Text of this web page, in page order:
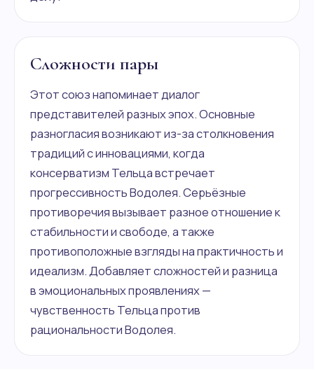
Сложности пары
Этот союз напоминает диалог
представителей разных эпох. Основные
разногласия возникают из-за столкновения
традиций с инновациями, когда
консерватизм Тельца встречает
прогрессивность Водолея. Серьёзные
противоречия вызывает разное отношение к
стабильности и свободе, а также
противоположные взгляды на практичность и
идеализм. Добавляет сложностей и разница
в эмоциональных проявлениях —
чувственность Тельца против
рациональности Водолея.